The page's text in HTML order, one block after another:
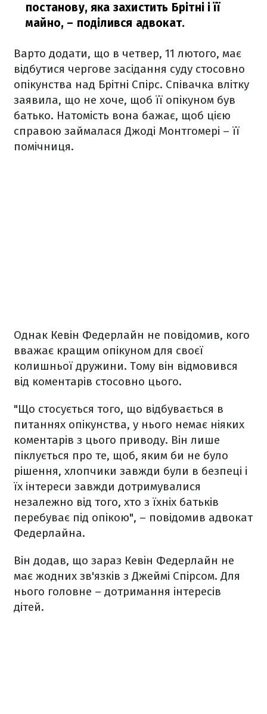
постанову, яка захистить Брітні і її
майно, – поділився адвокат.
Варто додати, що в четвер, 11 лютого, має
відбутися чергове засідання суду стосовно
опікунства над Брітні Спірс. Співачка влітку
заявила, що не хоче, щоб її опікуном був
батько. Натомість вона бажає, щоб цією
справою займалася Джоді Монтгомері – її
помічниця.
Однак Кевін Федерлайн не повідомив, кого
вважає кращим опікуном для своєї
колишньої дружини. Тому він відмовився
від коментарів стосовно цього.
"Що стосується того, що відбувається в
питаннях опікунства, у нього немає ніяких
коментарів з цього приводу. Він лише
піклується про те, щоб, яким би не було
рішення, хлопчики завжди були в безпеці і
їх інтереси завжди дотримувалися
незалежно від того, хто з їхніх батьків
перебуває під опікою", – повідомив адвокат
Федерлайна.
Він додав, що зараз Кевін Федерлайн не
має жодних зв'язків з Джеймі Спірсом. Для
нього головне – дотримання інтересів
дітей.